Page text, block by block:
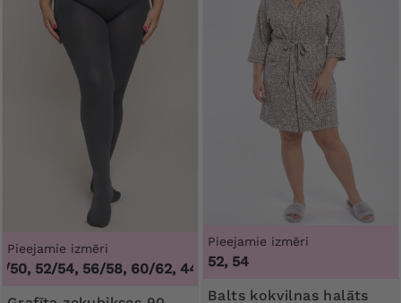
Pieejamie izmēri
52/54, 56/58, 60/62,44/46, 48/50, 52/54, 56/58, 60/62
Pieejamie izmēri
52, 54
Balts kokvilnas halāts